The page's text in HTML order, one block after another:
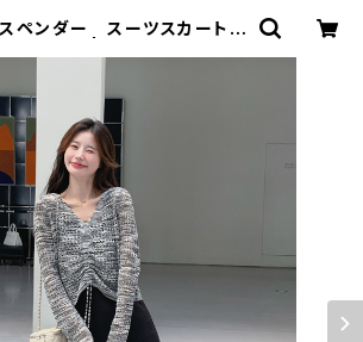
ペンダー スーツスカート